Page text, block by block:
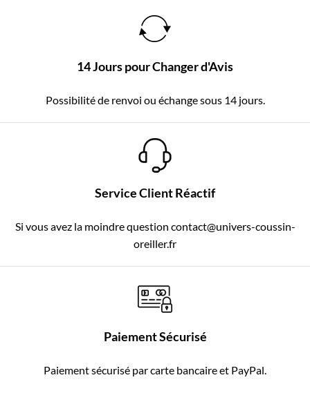
14 Jours pour Changer d'Avis
Possibilité de renvoi ou échange sous 14 jours.
Service Client Réactif
Si vous avez la moindre question contact@univers-coussin-
oreiller.fr
Paiement Sécurisé
Paiement sécurisé par carte bancaire et PayPal.